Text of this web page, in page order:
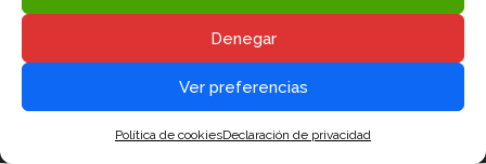
Denegar
Ver preferencias
Política de cookiesDeclaración de privacidad
Política de Cookies